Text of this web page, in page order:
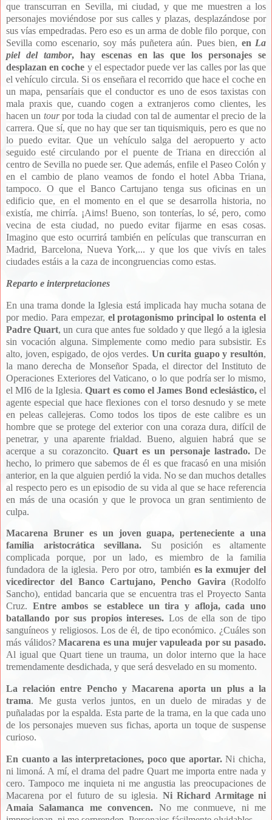
que transcurran en Sevilla, mi ciudad, y que me muestren a los
personajes moviéndose por sus calles y plazas, desplazándose por
sus vías empedradas. Pero eso es un arma de doble filo porque, con
Sevilla como escenario, soy más puñetera aún. Pues bien, en La
piel del tambor, hay escenas en las que los personajes se
desplazan en coche y el espectador puede ver las calles por las que
el vehículo circula. Si os enseñara el recorrido que hace el coche en
un mapa, pensaríais que el conductor es uno de esos taxistas con
mala praxis que, cuando cogen a extranjeros como clientes, les
hacen un tourpor toda la ciudad con tal de aumentar el precio de la
carrera. Que sí, que no hay que ser tan tiquismiquis, pero es que no
lo puedo evitar. Que un vehículo salga del aeropuerto y acto
seguido esté circulando por el puente de Triana en dirección al
centro de Sevilla no puede ser. Que además, enfile el Paseo Colón y
en el cambio de plano veamos de fondo el hotel Abba Triana,
tampoco. O que el Banco Cartujano tenga sus oficinas en un
edificio que, en el momento en el que se desarrolla historia, no
existía, me chirría. ¡Aims! Bueno, son tonterías, lo sé, pero, como
vecina de esta ciudad, no puedo evitar fijarme en esas cosas.
Imagino que esto ocurrirá también en películas que transcurran en
Madrid, Barcelona, Nueva York,... y que los que vivís en tales
ciudades estáis a la caza de incongruencias como estas.
Reparto e interpretaciones
En una trama donde la Iglesia está implicada hay mucha sotana de
por medio. Para empezar, el protagonismo principal lo ostenta el
Padre Quart, un cura que antes fue soldado y que llegó a la iglesia
sin vocación alguna. Simplemente como medio para subsistir. Es
alto, joven, espigado, de ojos verdes. Un curita guapo y resultón,
la mano derecha de Monseñor Spada, el director del Instituto de
Operaciones Exteriores del Vaticano, o lo que podría ser lo mismo,
el MI6 de la Iglesia.Quart es como el James Bond eclesiástico,el
agente especial que hace flexiones con el torso desnudo y se mete
en peleas callejeras. Como todos los tipos de este calibre es un
hombre que se protege del exterior con una coraza dura, difícil de
penetrar, y una aparente frialdad. Bueno, alguien habrá que se
acerque a su corazoncito. Quart es un personaje lastrado.De
hecho, lo primero que sabemos de él es que fracasó en una misión
anterior, en la que alguien perdió la vida. No se dan muchos detalles
al respecto pero es un episodio de su vida al que se hace referencia
en más de una ocasión y que le provoca un gran sentimiento de
culpa.
Macarena Bruner es un joven guapa, perteneciente a una
familia aristocrática sevillana. Su posición es altamente
complicada porque, por un lado, es miembro de la familia
fundadora de la iglesia. Pero por otro, también es la exmujer del
vicedirector del Banco Cartujano, Pencho Gavira (Rodolfo
Sancho), entidad bancaria que se encuentra tras el Proyecto Santa
Cruz. Entre ambos se establece un tira y afloja, cada uno
batallando por sus propios intereses. Los de ella son de tipo
sanguíneos y religiosos. Los de él, de tipo económico. ¿Cuáles son
más válidos?Macarena es una mujer vapuleada por su pasado.
Al igual que Quart tiene un trauma, un dolor interno que la hace
tremendamente desdichada, y que será desvelado en su momento.
La relación entre Pencho y Macarena aporta un plus a la
trama. Me gusta verlos juntos, en un duelo de miradas y de
puñaladas por la espalda. Esta parte de la trama, en la que cada uno
de los personajes mueven sus fichas, aporta un toque de suspense
curioso.
En cuanto a las interpretaciones, poco que aportar.Ni chicha,
ni limoná. A mí, el drama del padre Quart me importa entre nada y
cero. Tampoco me inquieta ni me angustia las preocupaciones de
Macarena por el futuro de su iglesia. Ni Richard Armitage ni
Amaia Salamanca me convencen. No me conmueve, ni me